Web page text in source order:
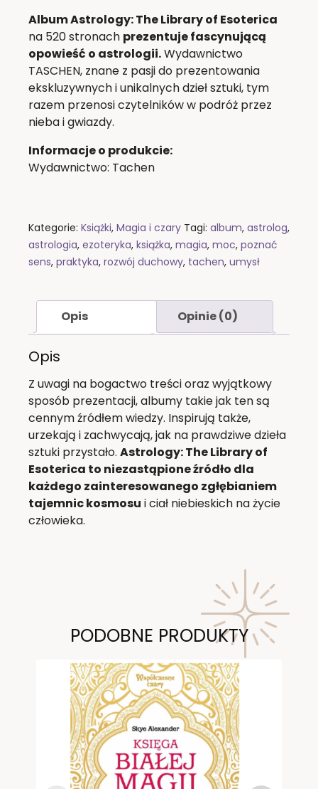
Album Astrology: The Library of Esoterica
na 520 stronach prezentuje fascynującą
opowieść o astrologii.Wydawnictwo
TASCHEN, znane z pasji do prezentowania
ekskluzywnych i unikalnych dzieł sztuki, tym
razem przenosi czytelników w podróż przez
nieba i gwiazdy.
Informacje o produkcie:
Wydawnictwo: Tachen
Kategorie: Książki, Magia i czary Tagi: album, astrolog,
astrologia, ezoteryka, książka, magia, moc, poznać
sens, praktyka, rozwój duchowy, tachen, umysł
Opis Opinie (0)
Opis
Z uwagi na bogactwo treści oraz wyjątkowy
sposób prezentacji, albumy takie jak ten są
cennym źródłem wiedzy. Inspirują także,
urzekają i zachwycają, jak na prawdziwe dzieła
sztuki przystało. Astrology: The Library of
Esoterica to niezastąpione źródło dla
każdego zainteresowanego zgłębianiem
tajemnic kosmosu i ciał niebieskich na życie
człowieka.
PODOBNE PRODUKTY